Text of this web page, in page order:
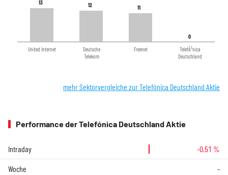
13
13 12
12 11
11
0
0
United Internet
Deutsche
Telekom
Freenet
TelefÃ³nica
Deutschland
mehr Sektorvergleiche zur Telefónica Deutschland Aktie
Performance der Telefónica Deutschland Aktie
Intraday -0,51 %
Woche -